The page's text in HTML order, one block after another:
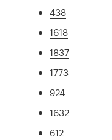
438
1618
1837
1773
924
1632
612